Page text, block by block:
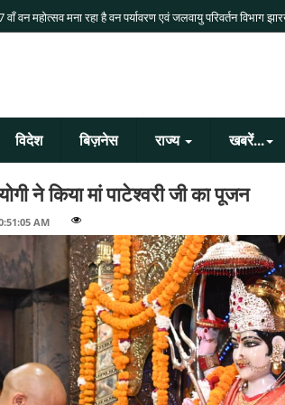
वन महोत्सव मना रहा है वन पर्यावरण एवं जलवायु परिवर्तन विभाग
विदेश बिज़नेस राज्य खबरें...
ने किया मां पाटेश्वरी जी का पूजन
AM